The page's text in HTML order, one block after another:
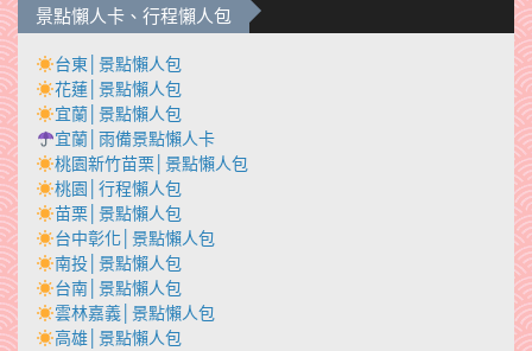
景點懶人卡、行程懶人包
台東│景點懶人包
花蓮│景點懶人包
宜蘭│景點懶人包
宜蘭│雨備景點懶人卡
桃園新竹苗栗│景點懶人包
桃園│行程懶人包
苗栗│景點懶人包
台中彰化│景點懶人包
南投│景點懶人包
台南│景點懶人包
雲林嘉義│景點懶人包
高雄│景點懶人包